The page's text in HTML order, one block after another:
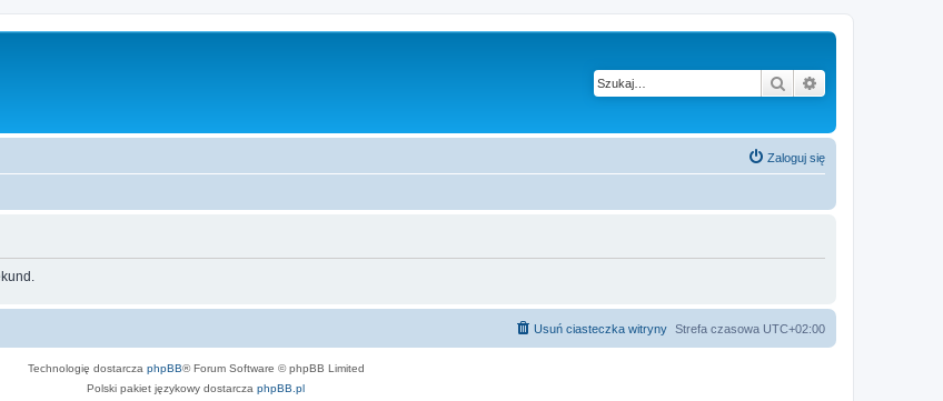
Szukaj
Zaloguj się
Strefa czasowa UTC+02:00
Usuń ciasteczka witryny
Technologię dostarcza phpBB® Forum Software © phpBB Limited
Polski pakiet językowy dostarcza phpBB.pl